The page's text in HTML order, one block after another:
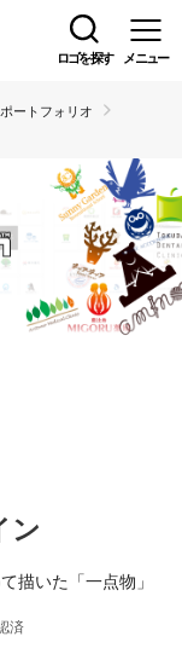
ロゴを探す メニュー
ポートフォリオ
ン
描いた「一点物」
済